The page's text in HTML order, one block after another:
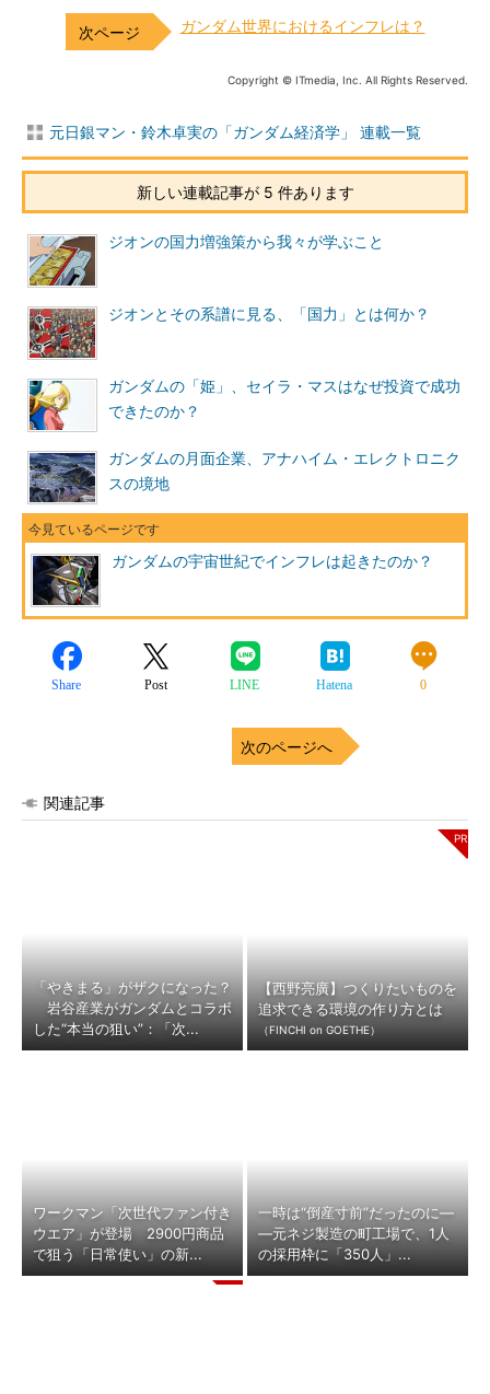
ガンダム世界におけるインフレは？
Copyright © ITmedia, Inc. All Rights Reserved.
元日銀マン・鈴木卓実の「ガンダム経済学」 連載一覧
新しい連載記事が 5 件あります
ジオンの国力増強策から我々が学ぶこと
ジオンとその系譜に見る、「国力」とは何か？
ガンダムの「姫」、セイラ・マスはなぜ投資で成功
できたのか？
ガンダムの月面企業、アナハイム・エレクトロニク
スの境地
ガンダムの宇宙世紀でインフレは起きたのか？
Share Post LINE Hatena 0
次のページへ
関連記事
「やきまる」がザクになった？
岩谷産業がガンダムとコラボ
した“本当の狙い”：「次...
【西野亮廣】つくりたいものを
追求できる環境の作り方とは
（FINCHI on GOETHE）
ワークマン「次世代ファン付き
ウエア」が登場 2900円商品
で狙う「日常使い」の新...
一時は“倒産寸前”だったのに―
―元ネジ製造の町工場で、1人
の採用枠に「350人」...